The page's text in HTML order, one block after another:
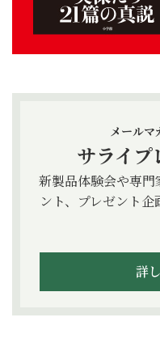
メール
サライプ
新製品体験会や専
ント、プレゼント
詳